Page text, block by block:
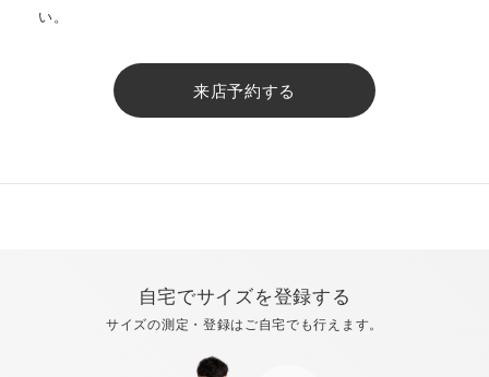
い。
来店予約する
自宅でサイズを登録する
サイズの測定・登録はご自宅でも行えます。